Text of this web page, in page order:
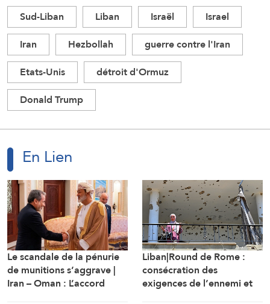
Sud-Liban Liban Israël
Israel
Iran
Hezbollah
guerre contre l'Iran
Etats-Unis
détroit d'Ormuz
Donald Trump
En Lien
Le scandale de la pénurie
de munitions s’aggrave |
Iran – Oman : L’accord
Liban|Round de Rome :
consécration des
exigences de l’ennemi et